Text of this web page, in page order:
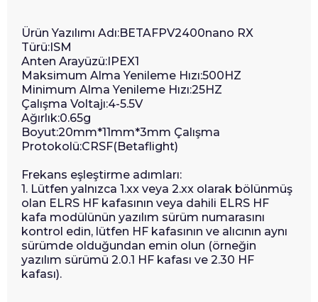
Ürün Yazılımı Adı:BETAFPV2400nano RX
Türü:ISM
Anten Arayüzü:IPEX1
Maksimum Alma Yenileme Hızı:500HZ
Minimum Alma Yenileme Hızı:25HZ
Çalışma Voltajı:4-5.5V
Ağırlık:0.65g
Boyut:20mm*11mm*3mm Çalışma
Protokolü:CRSF(Betaflight)
Frekans eşleştirme adımları:
1. Lütfen yalnızca 1.xx veya 2.xx olarak bölünmüş
olan ELRS HF kafasının veya dahili ELRS HF
kafa modülünün yazılım sürüm numarasını
kontrol edin, lütfen HF kafasının ve alıcının aynı
sürümde olduğundan emin olun (örneğin
yazılım sürümü 2.0.1 HF kafası ve 2.30 HF
kafası).